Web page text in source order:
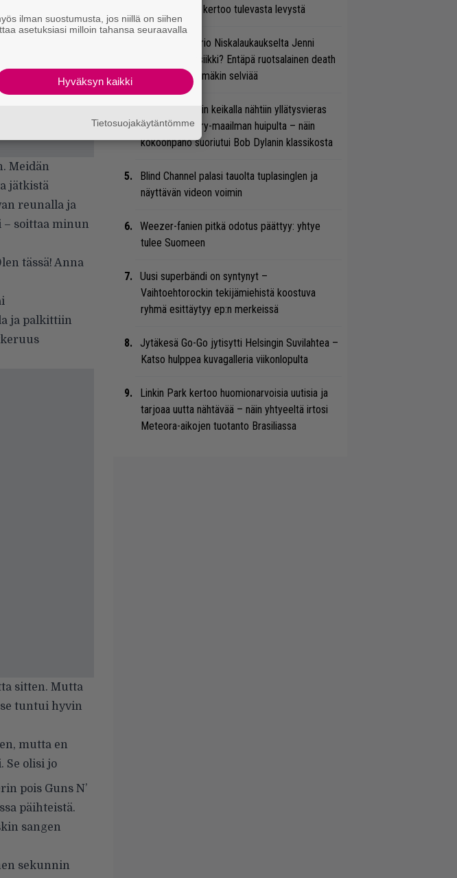
Meidän
jätkistä
reunalla ja
– soittaa minun
tässä! Anna
ja palkittiin
sitten. Mutta
tuntui hyvin
mutta en
Se olisi jo
pois Guns N’
päihteistä.
sangen
sekunnin
uuden biisin ja kertoo tulevasta levystä
Miten taipuu Trio Niskalaukaukselta Jenni
Vartiaisen musiikki? Entäpä ruotsalainen death
metal? Pian tämäkin selviää
Guns N’ Rosesin keikalla nähtiin yllätysvieras
suoraan country-maailman huipulta – näin
kokoonpano suoriutui Bob Dylanin klassikosta
Blind Channel palasi tauolta tuplasinglen ja
näyttävän videon voimin
Weezer-fanien pitkä odotus päättyy: yhtye
tulee Suomeen
Uusi superbändi on syntynyt –
Vaihtoehtorockin tekijämiehistä koostuva
ryhmä esittäytyy ep:n merkeissä
Jytäkesä Go-Go jytisytti Helsingin Suvilahtea –
Katso hulppea kuvagalleria viikonlopulta
Linkin Park kertoo huomionarvoisia uutisia ja
tarjoaa uutta nähtävää – näin yhtyeeltä irtosi
Meteora-aikojen tuotanto Brasiliassa
ilman suostumusta, jos niillä on siihen
asetuksiasi milloin tahansa seuraavalla
Hyväksyn kaikki
Tietosuojakäytäntömme